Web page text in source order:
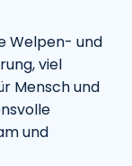
Welpen- und
viel
Mensch und
und